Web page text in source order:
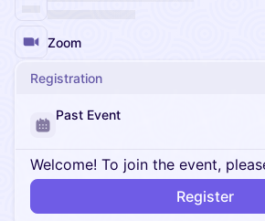
Zoom
Registration
Past Event
Welcome! To join the event,
Register